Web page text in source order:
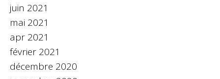
juin 2021
mai 2021
apr 2021
février 2021
décembre 2020